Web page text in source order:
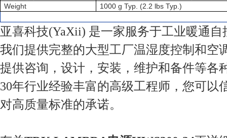
Weight
1000 g Typ. (2.2 lbs Typ.)
亚喜科技(YaXii) 是一家服务于工业暖通自
我们提供完整的大型工厂温湿度控制和空
提供咨询，设计，安装，维护和备件等各
30年行业经验丰富的高级工程师，您可以
对高质量标准的承诺。